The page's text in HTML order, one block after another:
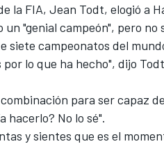
la FIA, Jean Todt, elogió a
un "genial campeón", pero
siete campeonatos del
por lo que ha hecho", dijo
para ser capaz
hacerlo? No lo sé".
y sientes que es el